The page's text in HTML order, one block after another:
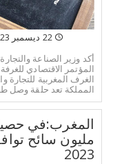
22 ديسمبر 2023
أكد وزير الصناعة
المؤتمر الاقتصادي
الغرف المغربية للتجارة
المملكة تعد حلقة وصل
مليون سائح
2023